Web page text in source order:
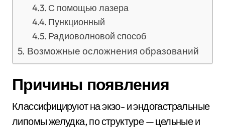
С помощью лазера
Пункционный
Радиоволновой способ
Возможные осложнения образований
Причины появления
Классифицируют на экзо- и эндогастральные
липомы желудка, по структуре — цельные и